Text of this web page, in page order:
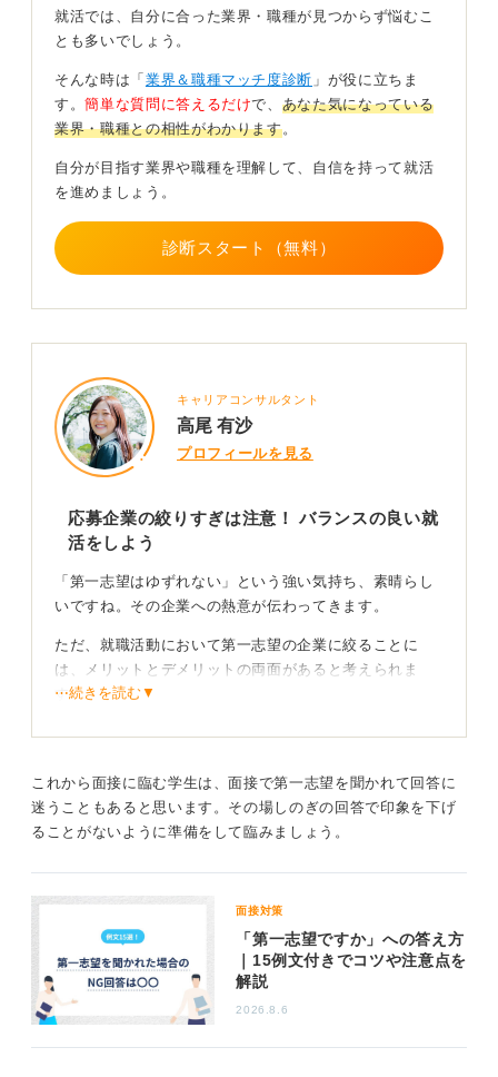
をのみ併願での受験となりました。
強い意志と視野の広さで内定を目指そう！
今となって思うのは、滑り止めの願書を作成することに
も抵抗を感じていた中での出願だったため、かえって
アップし、合格という願望成就につながったのかもしれ
ないということです。
これらのことから、現実的なアクションとしては視野を
広げた就職活動をする。マインド的には、「第一志望は
ゆずれない」という信念を持ち、そこにつながる努力を
続けるといった気持ちの住み分けをするとよいと思われ
ぜひ、こちらのアドバイスを参考に、第一志望合格とい
う「願望成就」に続いていただければと思います。
1
就活では、自分に合った業界・職種が見つからず悩むこ
とも多いでしょう。
そんな時は「 業界＆職種マッチ度診断 」が役に立ちま
す。簡単な質問に答えるだけで、 あなた気になっている
業界・職種との相性がわかります。
自分が目指す業界や職種を理解して、自信を持って就活
を進めましょう。
診断スタート（無料）
キャリアコンサルタント
高尾 有沙
プロフィールを見る
応募企業の絞りすぎは注意！ バランスの良い就
活をしよう
「第一志望はゆずれない」という強い気持ち、素晴らし
いですね。その企業への熱意が伝わってきます。
ただ、就職活動において第一志望の企業に絞ることに
は、メリットとデメリットの両面があると考えられま
す。
の高さを、より集中的かつ効果的に示すことができると
いう点が挙げられます。
また、一つの企業に選考準備の時間を全て投入できるた
め、結果として企業研究や面接対策の質が格段に高まる
ことも期待できます。
一方で懸念としては、万が一、その第一志望の企業にご
縁がなかった場合に、次の企業を探し始めるための準備
が大きく遅れてしまうリスクがあるという点です。
さらに、一つの企業に集中しすぎることで視野が狭くな
ってしまい、自身の本来の性質や強み、あるいは長期的
⋯続きを読む▼
これから面接に臨む学生は、面接で第一志望を聞かれて回答に
迷うこともあると思います。その場しのぎの回答で印象を下げ
ることがないように準備をして臨みましょう。
面接対策
「第一志望ですか」への答え方
｜15例文付きでコツや注意点を
解説
2026.8.6